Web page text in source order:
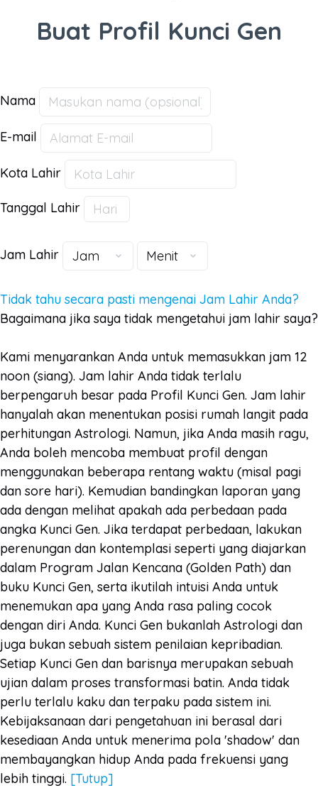
Buat Profil Kunci Gen
Nama
E-mail
Kota Lahir
Tanggal Lahir
Jam Lahir
Tidak tahu secara pasti mengenai Jam Lahir Anda?
Bagaimana jika saya tidak mengetahui jam lahir saya?
Kami menyarankan Anda untuk memasukkan jam 12
noon (siang). Jam lahir Anda tidak terlalu
berpengaruh besar pada Profil Kunci Gen. Jam lahir
hanyalah akan menentukan posisi rumah langit pada
perhitungan Astrologi. Namun, jika Anda masih ragu,
Anda boleh mencoba membuat profil dengan
menggunakan beberapa rentang waktu (misal pagi
dan sore hari). Kemudian bandingkan laporan yang
ada dengan melihat apakah ada perbedaan pada
angka Kunci Gen. Jika terdapat perbedaan, lakukan
perenungan dan kontemplasi seperti yang diajarkan
dalam Program Jalan Kencana (Golden Path) dan
buku Kunci Gen, serta ikutilah intuisi Anda untuk
menemukan apa yang Anda rasa paling cocok
dengan diri Anda. Kunci Gen bukanlah Astrologi dan
juga bukan sebuah sistem penilaian kepribadian.
Setiap Kunci Gen dan barisnya merupakan sebuah
ujian dalam proses transformasi batin. Anda tidak
perlu terlalu kaku dan terpaku pada sistem ini.
Kebijaksanaan dari pengetahuan ini berasal dari
kesediaan Anda untuk menerima pola 'shadow' dan
membayangkan hidup Anda pada frekuensi yang
lebih tinggi. [Tutup]